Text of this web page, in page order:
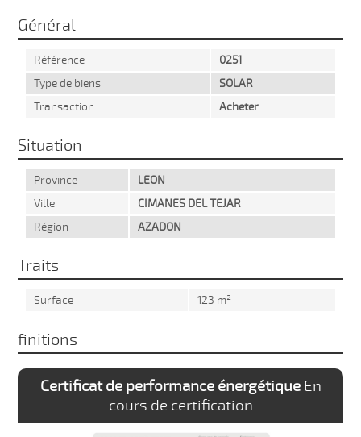
Général
Référence
0251
Type de biens
SOLAR
Transaction
Acheter
Situation
Province
LEON
Ville
CIMANES DEL TEJAR
Région
AZADON
Traits
Surface 123 m²
finitions
Certificat de performance énergétiqueEn
cours de certification